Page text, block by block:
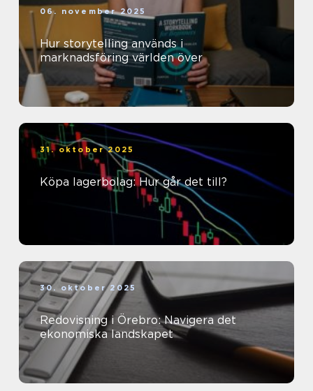
06. november 2025
Hur storytelling används i
marknadsföring världen över
31. oktober 2025
Köpa lagerbolag: Hur går det till?
30. oktober 2025
Redovisning i Örebro: Navigera det
ekonomiska landskapet